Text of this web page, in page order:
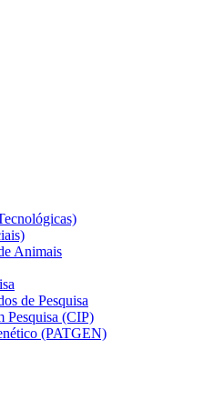
Animais
de Pesquisa
Pesquisa (CIP)
(PATGEN)